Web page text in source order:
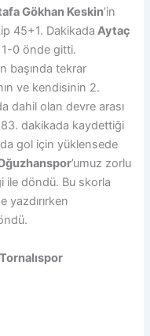
Gökhan Keskin’in
45+1. Dakikada Aytaç
1-0 önde gitti.
başında tekrar
ve kendisinin 2.
dahil olan devre arası
83. dakikada kaydettiği
gol için yüklensede
’umuz zorlu
ile döndü. Bu skorla
yazdırırken